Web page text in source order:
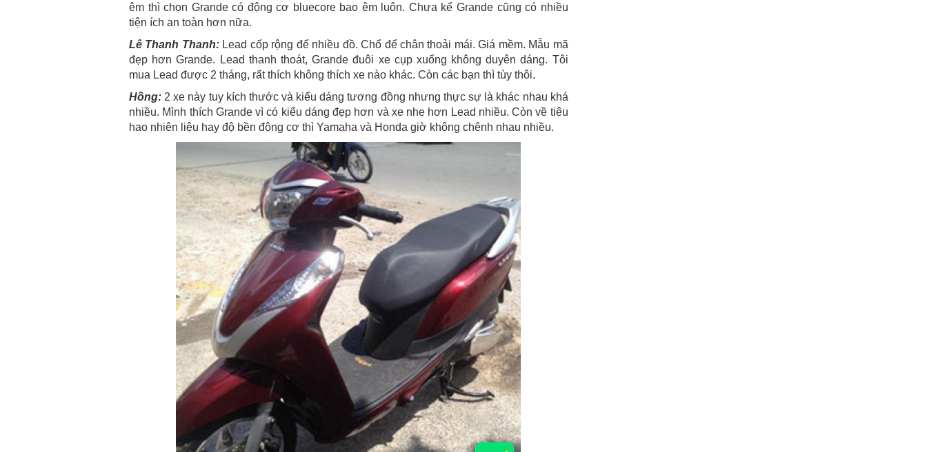
êm thì chọn Grande có động cơ bluecore bao êm luôn. Chưa kể Grande cũng có nhiều
tiện ích an toàn hơn nữa.
Lê Thanh Thanh:Lead cốp rộng để nhiều đồ. Chổ để chân thoải mái. Giá mềm. Mẫu mã
đẹp hơn Grande. Lead thanh thoát, Grande đuôi xe cụp xuống không duyên dáng. Tôi
mua Lead được 2 tháng, rất thích không thích xe nào khác. Còn các bạn thì tùy thôi.
Hồng: 2 xe này tuy kích thước và kiểu dáng tương đồng nhưng thực sự là khác nhau khá
nhiều. Mình thích Grande vì có kiểu dáng đẹp hơn và xe nhe hơn Lead nhiều. Còn về tiêu
hao nhiên liệu hay độ bền động cơ thì Yamaha và Honda giờ không chênh nhau nhiều.